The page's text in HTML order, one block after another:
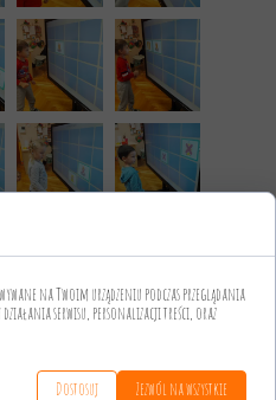
na Twoim urządzeniu podczas przeglądania
serwisu, personalizacji treści, oraz
Dostosuj Zezwól na wszystkie